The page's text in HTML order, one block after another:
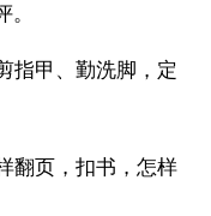
指甲、勤洗脚，定
翻页，扣书，怎样